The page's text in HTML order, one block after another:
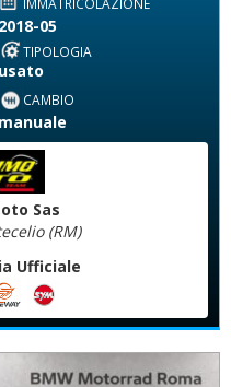
IMMATRICOLAZIONE
2018-05
TIPOLOGIA
usato
CAMBIO
manuale
Sas
(RM)
Ufficiale